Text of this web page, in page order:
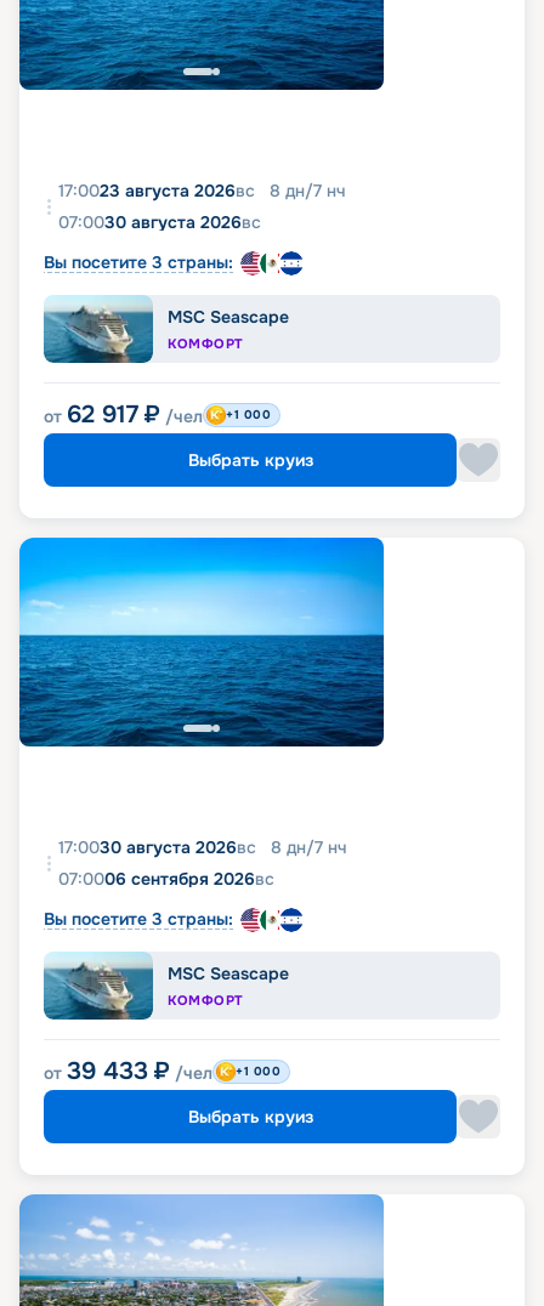
17:0023 августа 2026вс 8 дн/7 нч
07:0030 августа 2026вс
Вы посетите 3 страны:
MSC Seascape
КОМФОРТ
от 62 917 ₽ /чел +1 000
Выбрать круиз
17:0030 августа 2026вс 8 дн/7 нч
07:0006 сентября 2026вс
Вы посетите 3 страны:
MSC Seascape
КОМФОРТ
от 39 433 ₽ /чел +1 000
Выбрать круиз